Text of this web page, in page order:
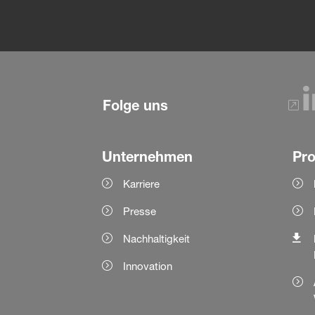
Folge uns
Unternehmen
Karriere
Presse
Nachhaltigkeit
Innovation